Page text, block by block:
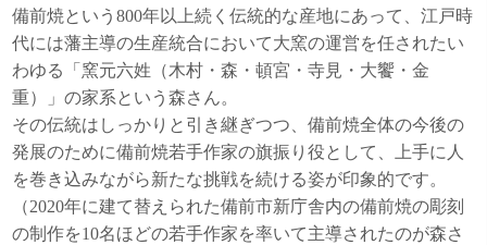
備前焼という800年以上続く伝統的な産地にあって、江戸時
代には藩主導の生産統合において大窯の運営を任されたい
わゆる「窯元六姓（木村・森・頓宮・寺見・大饗・金
重）」の家系という森さん。
その伝統はしっかりと引き継ぎつつ、備前焼全体の今後の
発展のために備前焼若手作家の旗振り役として、上手に人
を巻き込みながら新たな挑戦を続ける姿が印象的です。
（2020年に建て替えられた備前市新庁舎内の備前焼の彫刻
の制作を10名ほどの若手作家を率いて主導されたのが森さ